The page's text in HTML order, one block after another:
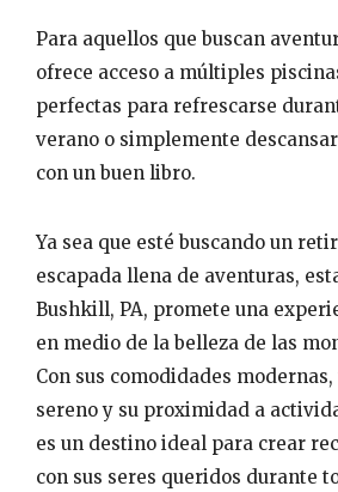
Para aquellos que buscan
ofrece acceso a múltiples
perfectas para refrescarse
verano o simplemente
con un buen libro.
Ya sea que esté buscando un
escapada llena de aventuras,
Bushkill, PA, promete una
en medio de la belleza de las
Con sus comodidades
sereno y su proximidad a
es un destino ideal para crear
con sus seres queridos durante